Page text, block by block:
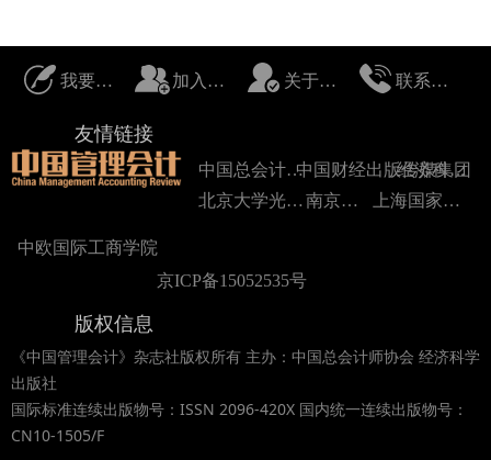
我要投稿 加入我们 关于我们 联系我们
友情链接
版权信息
《中国管理会计》杂志社版权所有 主办：中国总会计师协会 经济科学
出版社
国际标准连续出版物号：ISSN 2096-420X 国内统一连续出版物号：
CN10-1505/F
中国总会计师协会中国财经出版传媒集团
经济科学出版社
中欧国际工商学院
北京大学光华管理学院 南京大学 上海国家会计学院
京ICP备15052535号